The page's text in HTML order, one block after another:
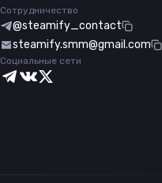
Сотрудничество
@steamify_contact
steamify.smm@gmail.com
Социальные сети